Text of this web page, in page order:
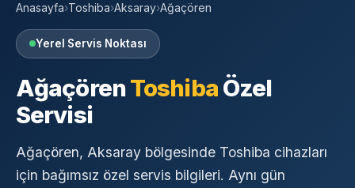
Anasayfa›Toshiba›Aksaray›Ağaçören
Yerel Servis Noktası
AğaçörenToshibaÖzel
Servisi
Ağaçören, Aksaray bölgesinde Toshiba cihazları
için bağımsız özel servis bilgileri. Aynı gün